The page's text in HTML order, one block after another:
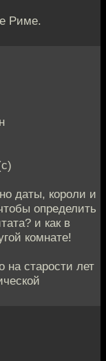
Риме.
даты, короли и
определить
и как в
комнате!
на старости лет